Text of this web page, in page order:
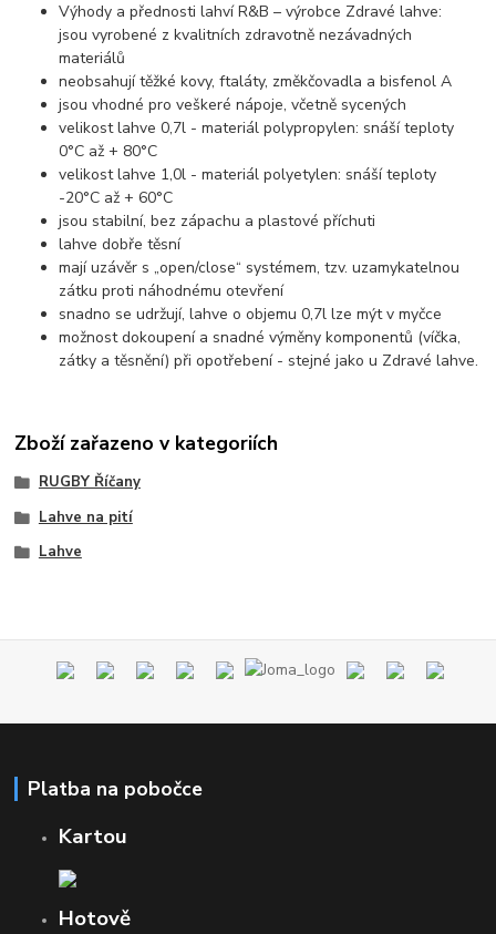
Výhody a přednosti lahví R&B – výrobce Zdravé lahve:
jsou vyrobené z kvalitních zdravotně nezávadných
materiálů
neobsahují těžké kovy, ftaláty, změkčovadla a bisfenol A
jsou vhodné pro veškeré nápoje, včetně sycených
velikost lahve 0,7l - materiál polypropylen: snáší teploty
0°C až + 80°C
velikost lahve 1,0l - materiál polyetylen: snáší teploty
-20°C až + 60°C
jsou stabilní, bez zápachu a plastové příchuti
lahve dobře těsní
mají uzávěr s „open/close“ systémem, tzv. uzamykatelnou
zátku proti náhodnému otevření
snadno se udržují, lahve o objemu 0,7l lze mýt v myčce
možnost dokoupení a snadné výměny komponentů (víčka,
zátky a těsnění) při opotřebení - stejné jako u Zdravé lahve.
Zboží zařazeno v kategoriích
RUGBY Říčany
Lahve na pití
Lahve
Platba na pobočce
Kartou
Hotově